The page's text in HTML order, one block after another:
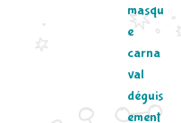
masqu
e
carna
val
déguis
ement